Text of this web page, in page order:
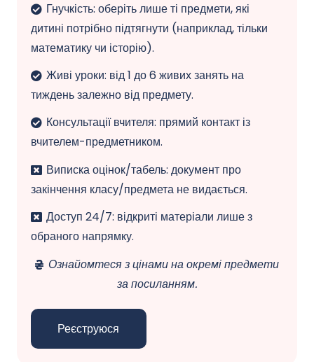
Гнучкість: оберіть лише ті предмети, які
дитині потрібно підтягнути (наприклад, тільки
математику чи історію).
Живі уроки: від 1 до 6 живих занять на
тиждень залежно від предмету.
Консультації вчителя: прямий контакт із
вчителем-предметником.
Виписка оцінок/табель: документ про
закінчення класу/предмета не видається.
Доступ 24/7: відкриті матеріали лише з
обраного напрямку.
Ознайомтеся з цінами на окремі предмети
за посиланням.
Реєструюся